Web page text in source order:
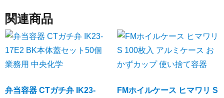
関連商品
弁当容器 CTガチ弁 IK23-
FMホイルケース ヒマワリ S